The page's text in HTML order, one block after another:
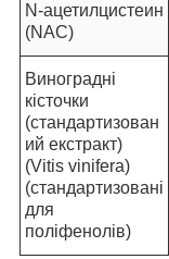
N-ацетилцистеин
(NAC)
Виноградні
кісточки
(стандартизован
ий екстракт)
(Vitis vinifera)
(стандартизовані
для
поліфенолів)